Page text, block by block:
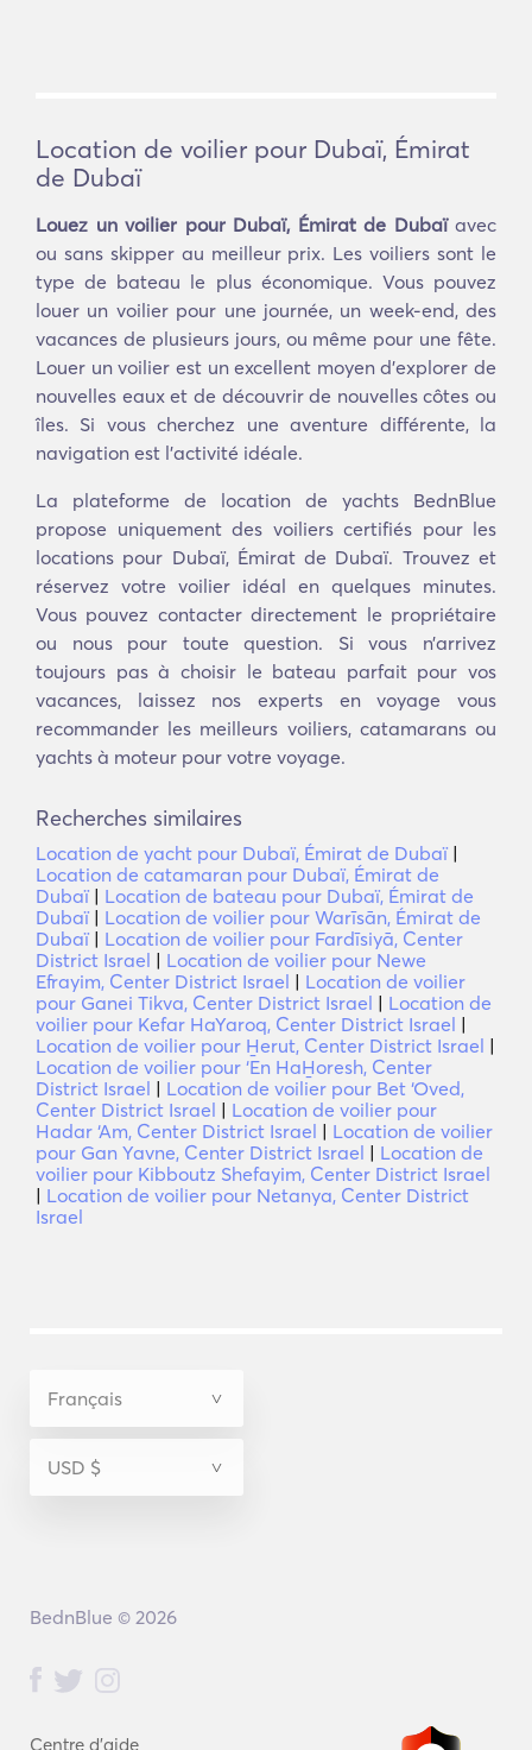
Location de voilier pour Dubaï, Émirat
de Dubaï
Louez un voilier pour Dubaï, Émirat de Dubaïavec
ou sans skipper au meilleur prix. Les voiliers sont le
type de bateau le plus économique. Vous pouvez
louer un voilier pour une journée, un week-end, des
vacances de plusieurs jours, ou même pour une fête.
Louer un voilier est un excellent moyen d'explorer de
nouvelles eaux et de découvrir de nouvelles côtes ou
îles. Si vous cherchez une aventure différente, la
navigation est l'activité idéale.
La plateforme de location de yachts BednBlue
propose uniquement des voiliers certifiés pour les
locations pour Dubaï, Émirat de Dubaï. Trouvez et
réservez votre voilier idéal en quelques minutes.
Vous pouvez contacter directement le propriétaire
ou nous pour toute question. Si vous n’arrivez
toujours pas à choisir le bateau parfait pour vos
vacances, laissez nos experts en voyage vous
recommander les meilleurs voiliers, catamarans ou
yachts à moteur pour votre voyage.
Recherches similaires
Location de yacht pour Dubaï, Émirat de Dubaï |
Location de catamaran pour Dubaï, Émirat de
Dubaï | Location de bateau pour Dubaï, Émirat de
Dubaï | Location de voilier pour Warīsān, Émirat de
Dubaï | Location de voilier pour Fardīsiyā, Center
District Israel | Location de voilier pour Newe
Efrayim, Center District Israel | Location de voilier
pour Ganei Tikva, Center District Israel | Location de
voilier pour Kefar HaYaroq, Center District Israel |
Location de voilier pour H̱erut, Center District Israel |
Location de voilier pour ‘En HaH̱oresh, Center
District Israel | Location de voilier pour Bet ‘Oved,
Center District Israel | Location de voilier pour
Hadar ‘Am, Center District Israel | Location de voilier
pour Gan Yavne, Center District Israel | Location de
voilier pour Kibboutz Shefayim, Center District Israel
| Location de voilier pour Netanya, Center District
Israel
Centre d'aide
BednBlue © 2026